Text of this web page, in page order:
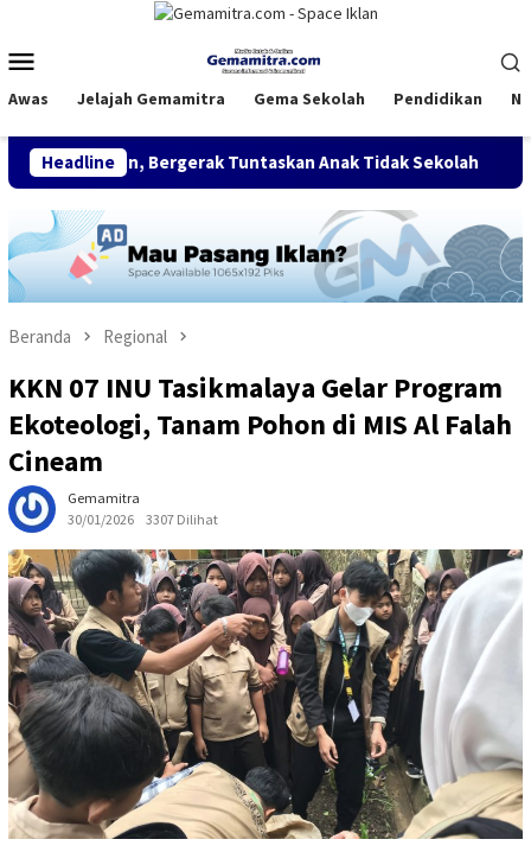
konten
Mobile
Awas Jelajah Gemamitra Gema Sekolah Pendidikan
Headline
Bergerak Tuntaskan Anak Tidak Sekolah FDI
Beranda Regional
KKN 07 INU Tasikmalaya Gelar Program
Ekoteologi, Tanam Pohon di MIS Al Falah
Cineam
Gemamitra
30/01/2026
3307 Dilihat